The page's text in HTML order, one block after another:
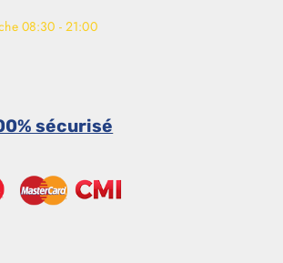
08:30 - 21:00
sécurisé